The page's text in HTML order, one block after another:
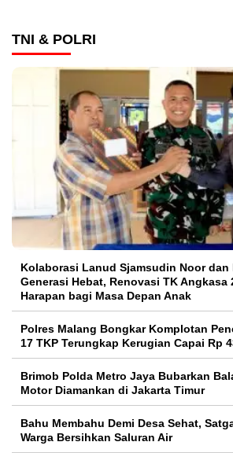
TNI & POLRI
Kolaborasi Lanud Sjamsudin Noor dan
Generasi Hebat, Renovasi TK Angkasa
Harapan bagi Masa Depan Anak
Polres Malang Bongkar Komplotan
17 TKP Terungkap Kerugian Capai Rp
Brimob Polda Metro Jaya Bubarkan
Motor Diamankan di Jakarta Timur
Bahu Membahu Demi Desa Sehat,
Warga Bersihkan Saluran Air